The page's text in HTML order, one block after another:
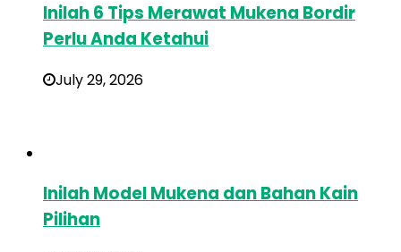
Inilah 6 Tips Merawat Mukena Bordir
Perlu Anda Ketahui
July 29, 2026
Inilah Model Mukena dan Bahan Kain
Pilihan